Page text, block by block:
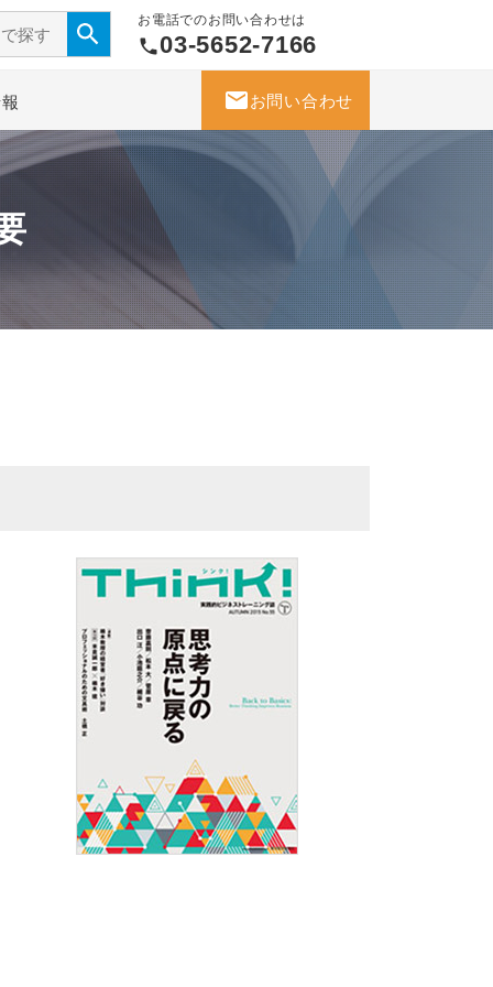
お電話でのお問い合わせは
phone03-5652-7166
mailお問い合わせ